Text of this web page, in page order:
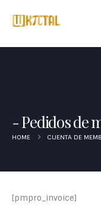
Pedidos de
HOME CUENTA DE
[pmpro_invoice]